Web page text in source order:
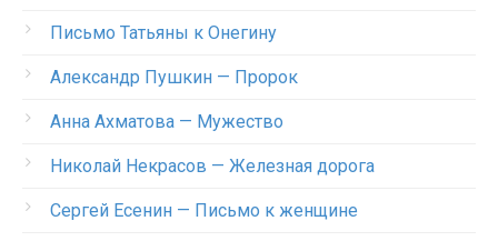
Письмо Татьяны к Онегину
Александр Пушкин — Пророк
Анна Ахматова — Мужество
Николай Некрасов — Железная дорога
Сергей Есенин — Письмо к женщине